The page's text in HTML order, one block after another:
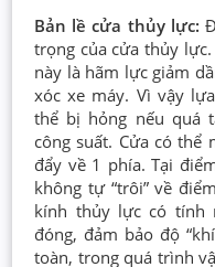
Bản lề cửa thủy lực:
trọng của cửa thủy
này là hãm lực giảm
xóc xe máy. Vì vậy
thể bị hỏng nếu quá
công suất. Cửa có thể
đẩy về 1 phía. Tại
không tự “trôi” về
kính thủy lực có tính
đóng, đảm bảo độ
toàn, trong quá trình